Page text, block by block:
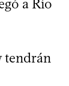
a Río
tendrán